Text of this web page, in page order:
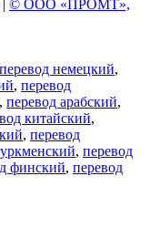
| © ООО «ПРОМТ»,
перевод немецкий,
, перевод
, перевод арабский,
китайский,
, перевод
, перевод
финский, перевод